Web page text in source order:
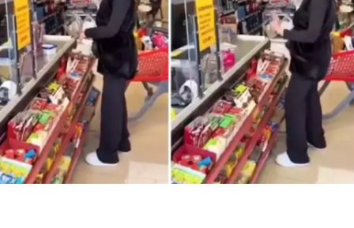
Bitlis
Bolu
Burdur
Bursa
Çanakkale
Çankırı